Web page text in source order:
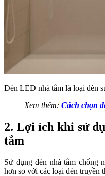
Đèn LED nhà tắm là loại đèn
Xem thêm: Cách chọn
2. Lợi ích khi sử
tắm
Sử dụng đèn nhà tắm chống
hơn so với các loại đèn truyền